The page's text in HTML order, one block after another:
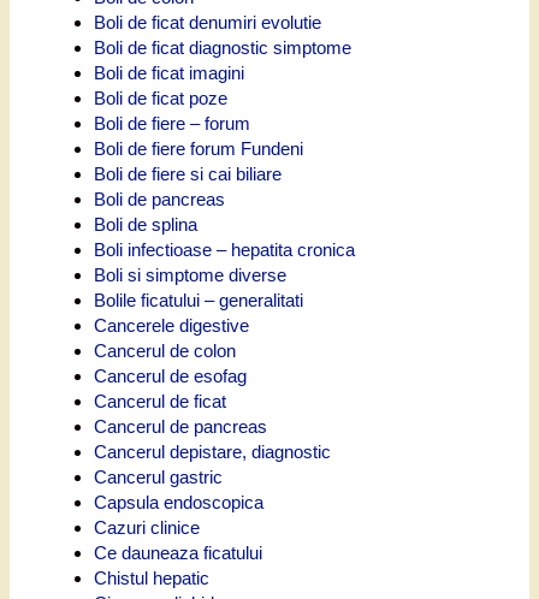
Boli de ficat denumiri evolutie
Boli de ficat diagnostic simptome
Boli de ficat imagini
Boli de ficat poze
Boli de fiere – forum
Boli de fiere forum Fundeni
Boli de fiere si cai biliare
Boli de pancreas
Boli de splina
Boli infectioase – hepatita cronica
Boli si simptome diverse
Bolile ficatului – generalitati
Cancerele digestive
Cancerul de colon
Cancerul de esofag
Cancerul de ficat
Cancerul de pancreas
Cancerul depistare, diagnostic
Cancerul gastric
Capsula endoscopica
Cazuri clinice
Ce dauneaza ficatului
Chistul hepatic